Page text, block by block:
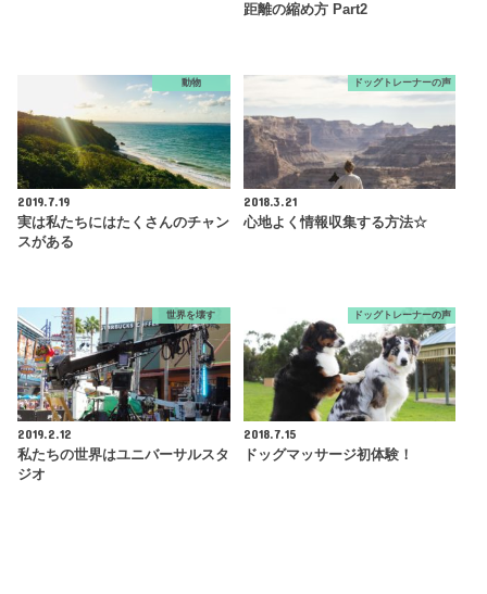
距離の縮め方 Part2
動物
2019.7.19
実は私たちにはたくさんのチャン
スがある
ドッグトレーナーの声
2018.3.21
心地よく情報収集する方法☆
世界を壊す
2019.2.12
私たちの世界はユニバーサルスタ
ジオ
ドッグトレーナーの声
2018.7.15
ドッグマッサージ初体験！